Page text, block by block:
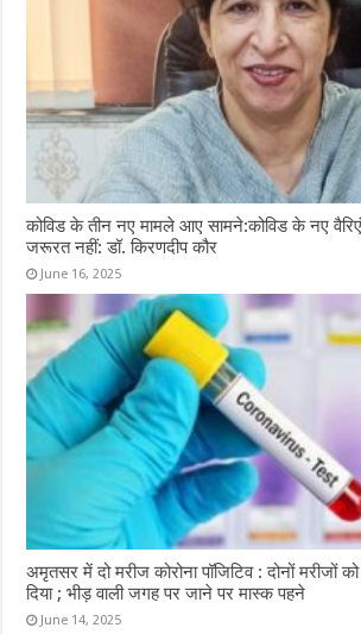
कोविड के तीन नए मामले आए सामने:कोविड के नए
जरूरत नहीं: डॉ. किरणदीप कौर
June 16, 2025
अमृतसर में दो मरीज कोरोना पॉजिटिव : दोनों मरीजों
दिया ; भीड़ वाली जगह पर जाने पर मास्क पहने
June 14, 2025